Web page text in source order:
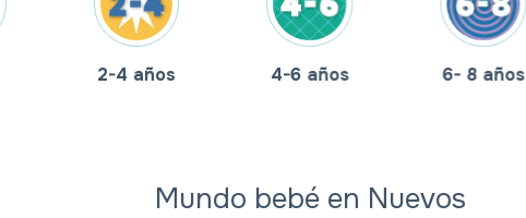
2-4 años 4-6 años 6- 8 años
Mundo bebé en Nuevos